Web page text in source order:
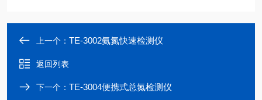
上一个： TE-3002氨氮快速检测仪
返回列表
下一个： TE-3004便携式总氮检测仪